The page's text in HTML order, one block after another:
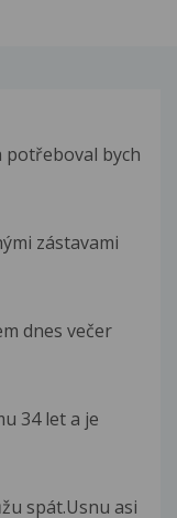
potřeboval bych
zástavami
dnes večer
34 let a je
spát.Usnu asi